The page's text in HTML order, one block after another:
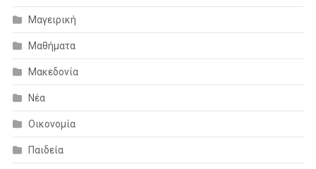
Μαγειρική
Μαθήματα
Μακεδονία
Νέα
Οικονομία
Παιδεία